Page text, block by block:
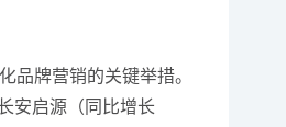
牌营销的关键举措。
安启源（同比增长